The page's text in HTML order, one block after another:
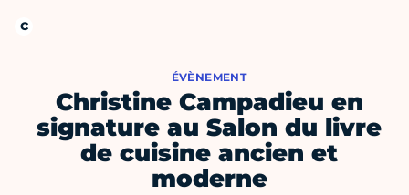
ÉVÈNEMENT
Christine Campadieu en
signature au Salon du livre
de cuisine ancien et
moderne